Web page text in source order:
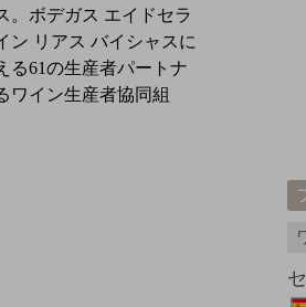
。 ボデガス エイドセラ
ン リアス バイシャスに
る61の生産者パートナ
ワイン生産者協同組